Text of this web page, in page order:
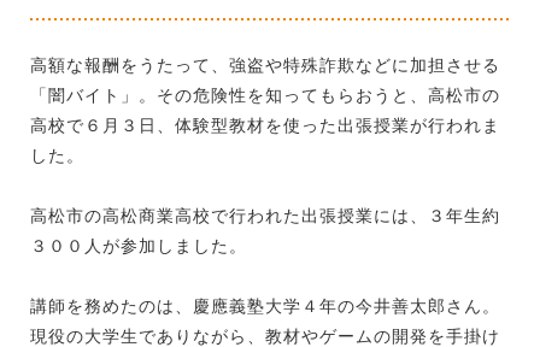
高額な報酬をうたって、強盗や特殊詐欺などに加担させる
「闇バイト」。その危険性を知ってもらおうと、高松市の
高校で６月３日、体験型教材を使った出張授業が行われま
した。
高松市の高松商業高校で行われた出張授業には、３年生約
３００人が参加しました。
講師を務めたのは、慶應義塾大学４年の今井善太郎さん。
現役の大学生でありながら、教材やゲームの開発を手掛け